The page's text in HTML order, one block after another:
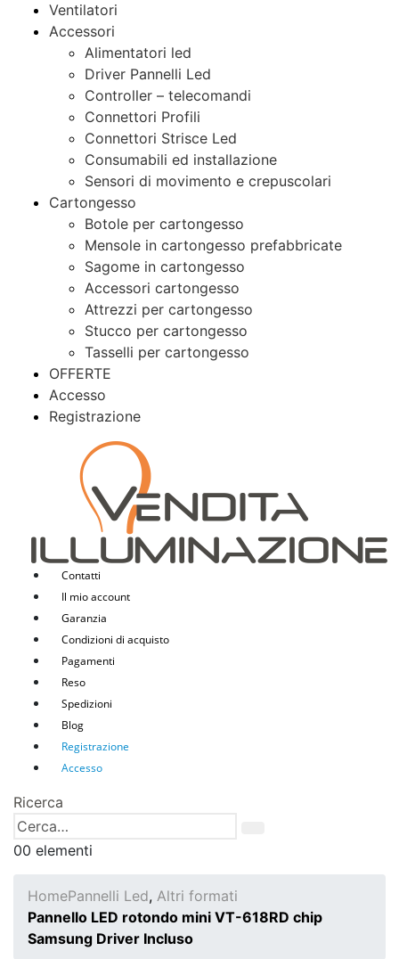
Ventilatori
Accessori
Alimentatori led
Driver Pannelli Led
Controller – telecomandi
Connettori Profili
Connettori Strisce Led
Consumabili ed installazione
Sensori di movimento e crepuscolari
Cartongesso
Botole per cartongesso
Mensole in cartongesso prefabbricate
Sagome in cartongesso
Accessori cartongesso
Attrezzi per cartongesso
Stucco per cartongesso
Tasselli per cartongesso
OFFERTE
Accesso
Registrazione
Contatti
Il mio account
Garanzia
Condizioni di acquisto
Pagamenti
Reso
Spedizioni
Blog
Registrazione
Accesso
Ricerca
00 elementi
HomePannelli Led, Altri formati
Pannello LED rotondo mini VT-618RD chip
Samsung Driver Incluso